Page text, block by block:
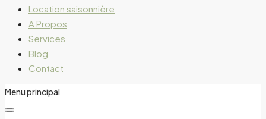
Location saisonnière
A Propos
Services
Blog
Contact
Menu principal